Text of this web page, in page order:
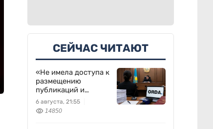
СЕЙЧАС ЧИТАЮТ
«Не имела доступа к
размещению
публикаций и
выполняла
поручения
Бажкеновой» – экс-
6 августа, 21:55
14850